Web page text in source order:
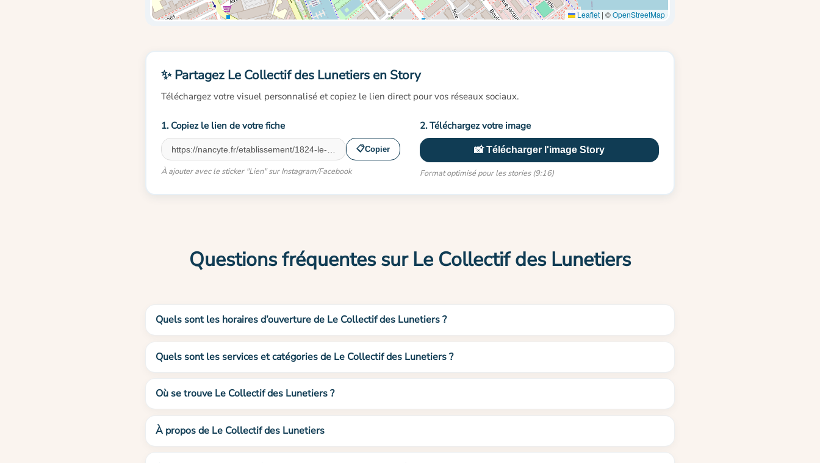
Leaflet | ©OpenStreetMap
✨ Partagez Le Collectif des Lunetiers en Story
Téléchargez votre visuel personnalisé et copiez le lien direct pour vos réseaux sociaux.
1. Copiez le lien de votre fiche
📋Copier
À ajouter avec le sticker "Lien" sur Instagram/Facebook
2. Téléchargez votre image
📸 Télécharger l'image Story
Format optimisé pour les stories (9:16)
Questions fréquentes sur Le Collectif des Lunetiers
Quels sont les horaires d’ouverture de Le Collectif des Lunetiers ?
Quels sont les services et catégories de Le Collectif des Lunetiers ?
Où se trouve Le Collectif des Lunetiers ?
À propos de Le Collectif des Lunetiers